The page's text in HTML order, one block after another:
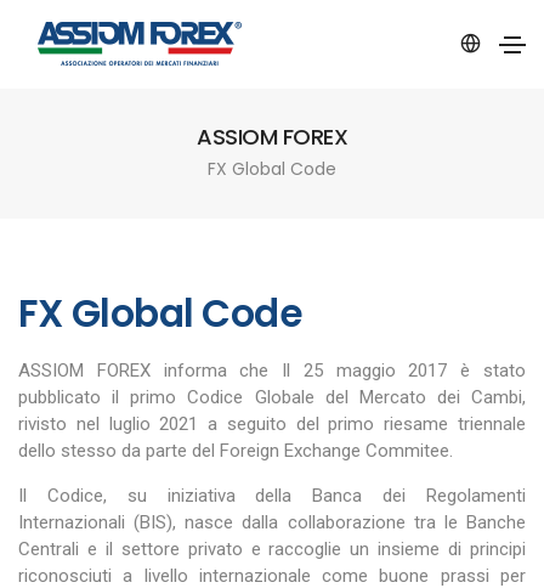
ASSIOM FOREX
FX Global Code
FX Global Code
ASSIOM FOREX informa che Il 25 maggio 2017 è stato
pubblicato il primo Codice Globale del Mercato dei Cambi,
rivisto nel luglio 2021 a seguito del primo riesame triennale
dello stesso da parte del Foreign Exchange Commitee.
Il Codice, su iniziativa della Banca dei Regolamenti
Internazionali (BIS), nasce dalla collaborazione tra le Banche
Centrali e il settore privato e raccoglie un insieme di principi
riconosciuti a livello internazionale come buone prassi per